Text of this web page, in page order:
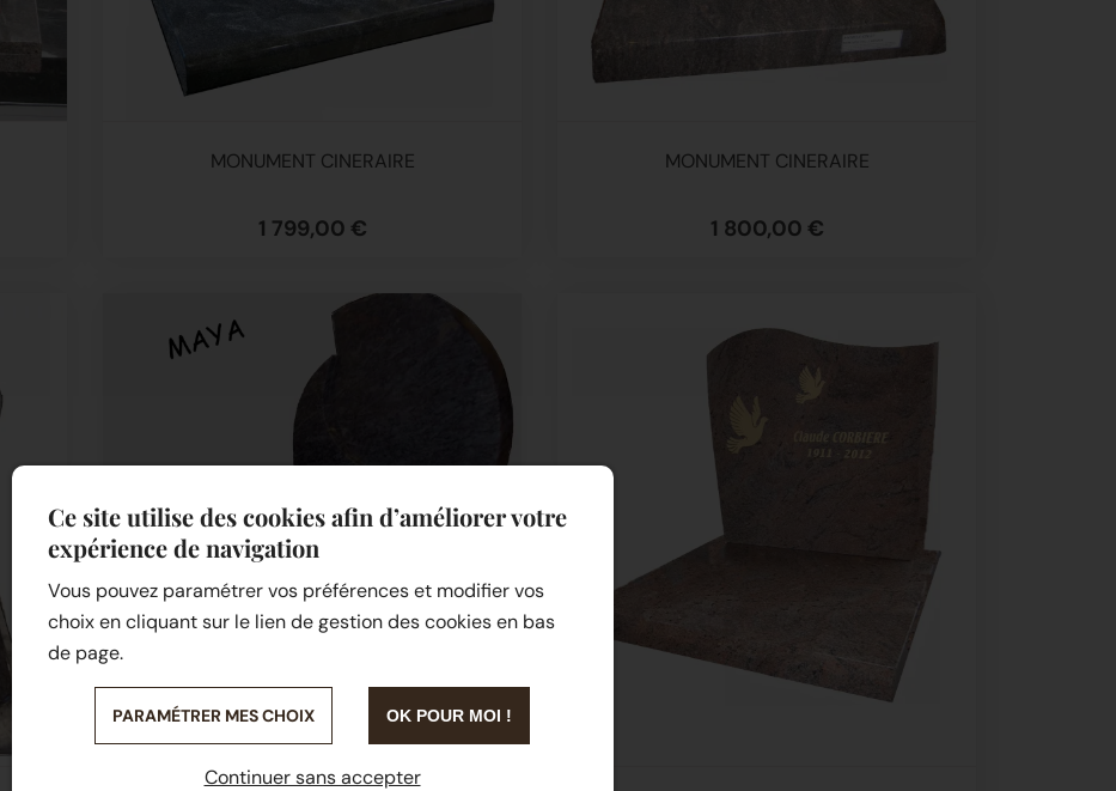
MONUMENT CINERAIRE
1 799,00 €
MONUMENT CINERAIRE
1 800,00 €
Ce site utilise des cookies afin d’améliorer votre
expérience de navigation
Vous pouvez paramétrer vos préférences et modifier vos
choix en cliquant sur le lien de gestion des cookies en bas
de page.
PARAMÉTRER MES CHOIX OK POUR MOI !
Continuer sans accepter